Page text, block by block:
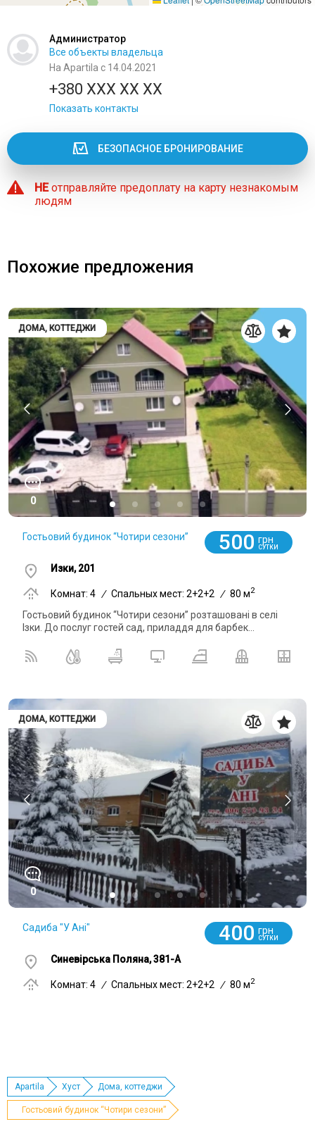
Администратор
Все объекты владельца
На Apartila с 14.04.2021
+380 XXX XX XX
Показать контакты
БЕЗОПАСНОЕ БРОНИРОВАНИЕ
НЕотправляйте предоплату на карту незнакомым
людям
Похожие предложения
ДОМА, КОТТЕДЖИ
0
Гостьовий будинок “Чотири сезони” 500 грн
СУТКИ
Изки, 201
Комнат: 4 / Спальных мест: 2+2+2 / 80 м2
Гостьовий будинок “Чотири сезони” розташовані в селі
Ізки. До послуг гостей сад, приладдя для барбек...
ДОМА, КОТТЕДЖИ
0
Садиба "У Ані" 400 грн
СУТКИ
Синевірська Поляна, 381-A
Комнат: 4 / Спальных мест: 2+2+2 / 80 м2
Apartila Хуст Дома, коттеджи
Гостьовий будинок “Чотири сезони”